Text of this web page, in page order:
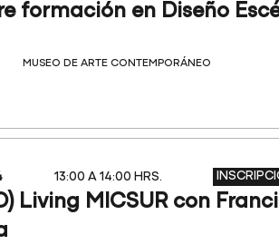
formación en Diseño
MUSEO DE ARTE CONTEMPORÁNEO
13:00 A 14:00 HRS.
Living MICSUR con